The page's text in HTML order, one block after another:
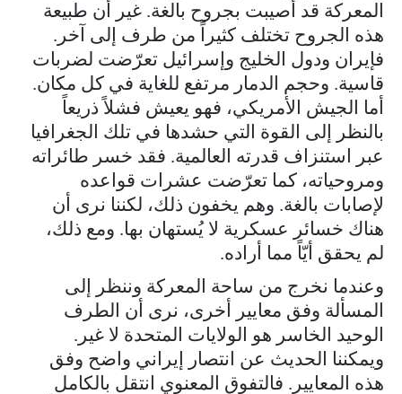
المعركة قد أُصيبت بجروح بالغة. غير أن طبيعة
هذه الجروح تختلف كثيراً من طرف إلى آخر.
فإيران ودول الخليج وإسرائيل تعرّضت لضربات
قاسية. وحجم الدمار مرتفع للغاية في كل مكان.
أما الجيش الأمريكي، فهو يعيش فشلاً ذريعاً
بالنظر إلى القوة التي حشدها في تلك الجغرافيا
عبر استنزاف قدرته العالمية. فقد خسر طائراته
ومروحياته، كما تعرّضت عشرات قواعده
لإصابات بالغة. وهم يخفون ذلك، لكننا نرى أن
هناك خسائر عسكرية لا يُستهان بها. ومع ذلك،
لم يحقق أيّاً مما أراده.
وعندما نخرج من ساحة المعركة وننظر إلى
المسألة وفق معايير أخرى، نرى أن الطرف
الوحيد الخاسر هو الولايات المتحدة لا غير.
ويمكننا الحديث عن انتصار إيراني واضح وفق
هذه المعايير. فالتفوق المعنوي انتقل بالكامل